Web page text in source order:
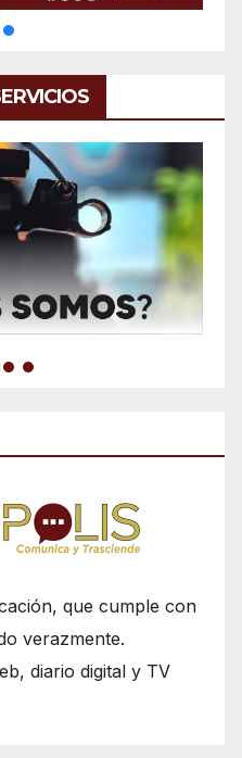
que cumple con
verazmente.
diario digital y TV